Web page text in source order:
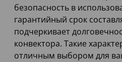
безопасность в
гарантийный срок
подчеркивает
конвектора. Такие
отличным выбором для